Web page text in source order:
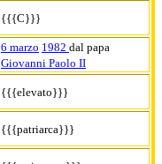
{{{C}}}
6 marzo 1982 dal papa
Giovanni Paolo II
{{{elevato}}}
{{{patriarca}}}